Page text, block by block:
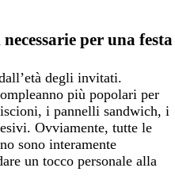
per una festa
degli invitati.
più popolari per
i pannelli sandwich, i
Ovviamente, tutte le
sono interamente
un tocco personale alla